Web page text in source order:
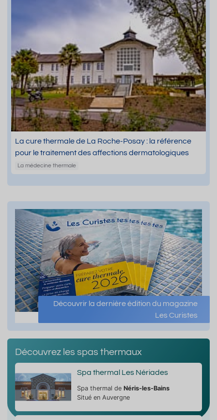
La cure thermale de La Roche-Posay : la référence
pour le traitement des affections dermatologiques
La médecine thermale
Découvrir la dernière édition du magazine
Les Curistes
Découvrez les spas thermaux
Spa thermal Les Nériades
Spa thermal de Néris-les-Bains
Situé en Auvergne